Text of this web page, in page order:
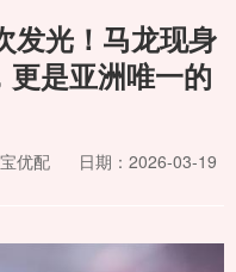
发光！马龙现身
是亚洲唯一的
优配
日期：2026-03-19